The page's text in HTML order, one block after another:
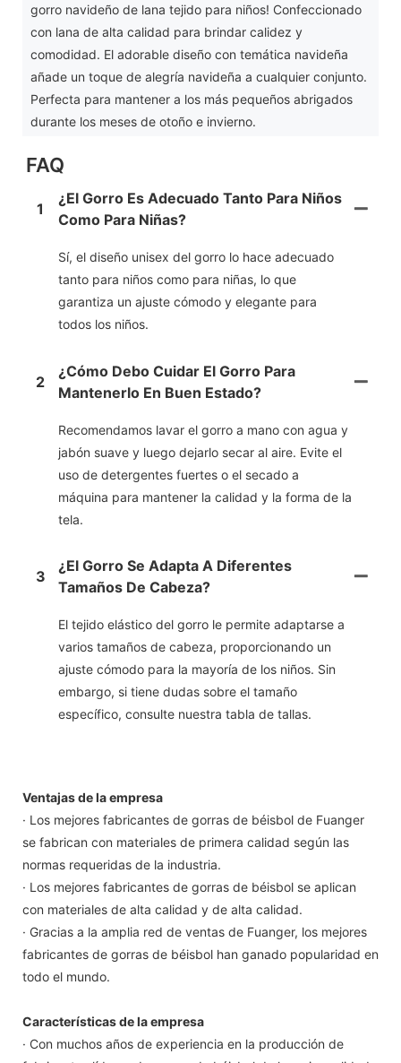
gorro navideño de lana tejido para niños! Confeccionado
con lana de alta calidad para brindar calidez y
comodidad. El adorable diseño con temática navideña
añade un toque de alegría navideña a cualquier conjunto.
Perfecta para mantener a los más pequeños abrigados
durante los meses de otoño e invierno.
FAQ
1
¿El Gorro Es Adecuado Tanto Para Niños
Como Para Niñas?
Sí, el diseño unisex del gorro lo hace adecuado
tanto para niños como para niñas, lo que
garantiza un ajuste cómodo y elegante para
todos los niños.
2
¿Cómo Debo Cuidar El Gorro Para
Mantenerlo En Buen Estado?
Recomendamos lavar el gorro a mano con agua y
jabón suave y luego dejarlo secar al aire. Evite el
uso de detergentes fuertes o el secado a
máquina para mantener la calidad y la forma de la
tela.
3
¿El Gorro Se Adapta A Diferentes
Tamaños De Cabeza?
El tejido elástico del gorro le permite adaptarse a
varios tamaños de cabeza, proporcionando un
ajuste cómodo para la mayoría de los niños. Sin
embargo, si tiene dudas sobre el tamaño
específico, consulte nuestra tabla de tallas.
Ventajas de la empresa
· Los mejores fabricantes de gorras de béisbol de Fuanger
se fabrican con materiales de primera calidad según las
normas requeridas de la industria.
· Los mejores fabricantes de gorras de béisbol se aplican
con materiales de alta calidad y de alta calidad.
· Gracias a la amplia red de ventas de Fuanger, los mejores
fabricantes de gorras de béisbol han ganado popularidad en
todo el mundo.
Características de la empresa
· Con muchos años de experiencia en la producción de